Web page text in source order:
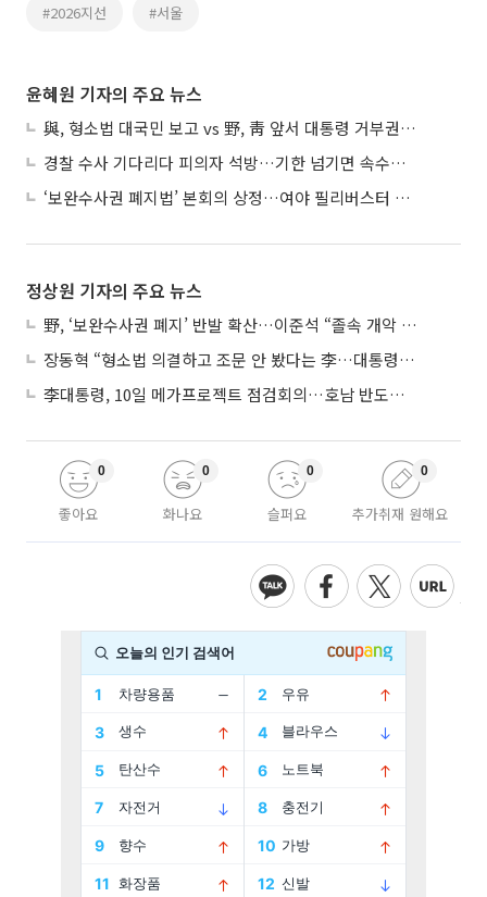
#2026지선 #서울
윤혜원 기자의 주요 뉴스
與, 형소법 대국민 보고 vs 野, 靑 앞서 대통령 거부권 촉구
경찰 수사 기다리다 피의자 석방…기한 넘기면 속수무책
‘보완수사권 폐지법’ 본회의 상정…여야 필리버스터 대치
정상원 기자의 주요 뉴스
野, ‘보완수사권 폐지’ 반발 확산…이준석 “졸속 개악 입법”
장동혁 “형소법 의결하고 조문 안 봤다는 李…대통령 맞나”
李대통령, 10일 메가프로젝트 점검회의…호남 반도체 속도전
좋아요
0
화나요
0
슬퍼요
0
추가취재 원해요
0